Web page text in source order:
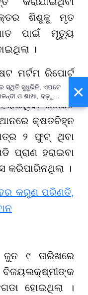
ଶିଶୁକୁ ମୃତ
ପାଇଁ ମୃତ୍ୟୁ
।
ମର୍ଟମ୍ ରିପୋର୍ଟ
ବ୍ଲିଡିଂ ହେବା
ରିପୋର୍ଟ
କ୍ଷତଚିହ୍ନ
୨ ଫୁଟ୍ ଥିବା
ପ୍ରାଣ ହରାଇବା
କରିପାରିନଥିଲା ।
କରୁଣ ପରିଣତି,
୯ ତାରିଖରେ
ହୋଇଥିଲା ।
×
ସ୍ଥିତି ସୁଧୁରିନି, ଏପଟେ
ଓ ଶାଖା, ବଢ଼ୁଛି